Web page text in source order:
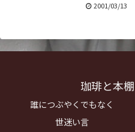
2001/03/13
珈琲と本
誰につぶやくでもなく
世迷い言